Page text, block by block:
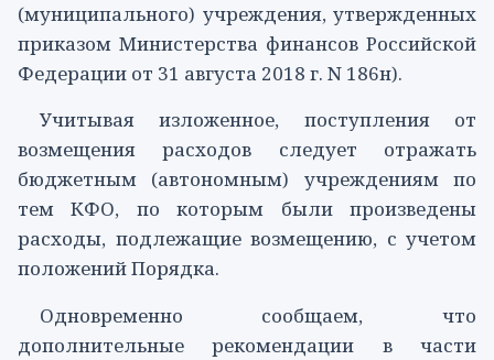
(муниципального) учреждения, утвержденных
приказом Министерства финансов Российской
Федерации от 31 августа 2018 г. N 186н).
Учитывая изложенное, поступления от
возмещения расходов следует отражать
бюджетным (автономным) учреждениям по
тем КФО, по которым были произведены
расходы, подлежащие возмещению, с учетом
положений Порядка.
Одновременно сообщаем, что
дополнительные рекомендации в части